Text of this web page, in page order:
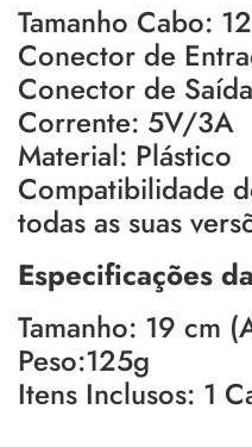
Tamanho Cabo:
Conector de
Conector de
Corrente: 5V/3A
Material: Plástico
Compatibilidade
todas as suas
Especificações
Tamanho: 19 cm
Peso:125g
Itens Inclusos: 1